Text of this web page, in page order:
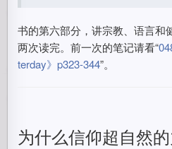
书的第六部分，讲宗教、语言和
两次读完。前一次的笔记请看“
terday》p323-344”。
为什么信仰超自然